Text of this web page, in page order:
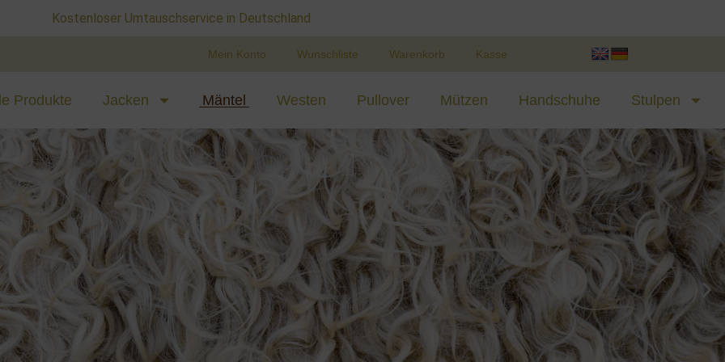
ab 75 Euro kostenlose Lieferung in Deutschland
Mein Konto Wunschliste Warenkorb Kasse
Produkte Jacken Mäntel Westen Pullover Mützen Handschuhe Stulpen